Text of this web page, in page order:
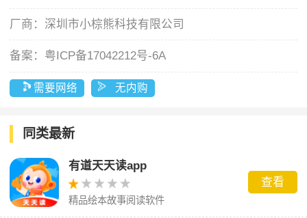
厂商： 深圳市小棕熊科技有限公司
备案： 粤ICP备17042212号-6A
需要网络 无内购
同类最新
有道天天读app
精品绘本故事阅读软件
查看